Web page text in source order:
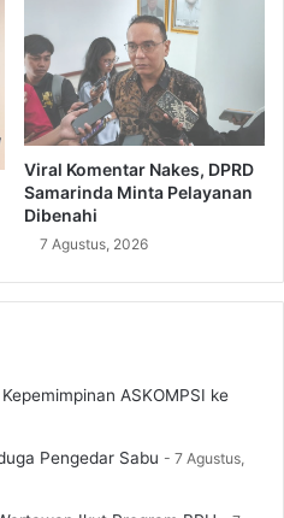
Viral Komentar Nakes, DPRD
Samarinda Minta Pelayanan
Dibenahi
7 Agustus, 2026
ASKOMPSI ke
Pengedar Sabu
7 Agustus,